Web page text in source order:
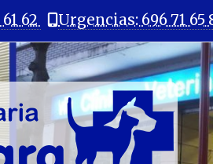
62 Urgencias: 696 71 65